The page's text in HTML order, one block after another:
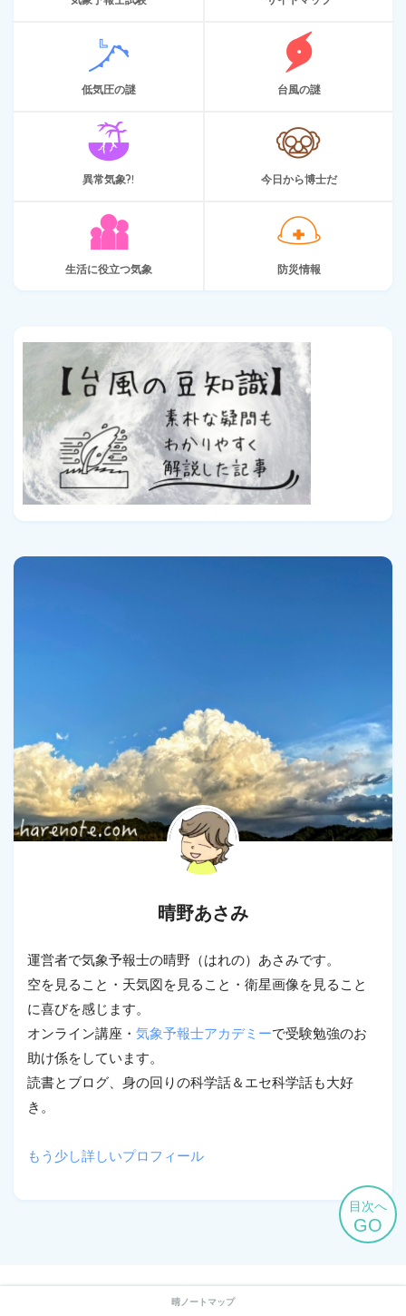
目次へ
GO
低気圧の謎 台風の謎
異常気象?! 今日から博士だ
生活に役立つ気象 防災情報
晴野あさみ
運営者で気象予報士の晴野（はれの）あさみです。
空を見ること・天気図を見ること・衛星画像を見ること
に喜びを感じます。
オンライン講座・ 気象予報士アカデミーで受験勉強のお
助け係をしています。
読書とブログ、身の回りの科学話＆エセ科学話も大好
き。
もう少し詳しいプロフィール
HOME
晴ノートマップ